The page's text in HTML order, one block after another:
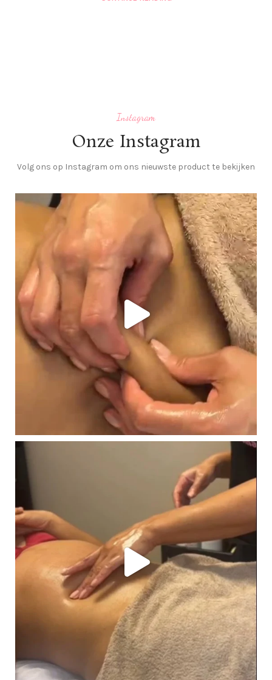
Instagram
Onze Instagram
Volg ons op Instagram om ons nieuwste product te bekijken